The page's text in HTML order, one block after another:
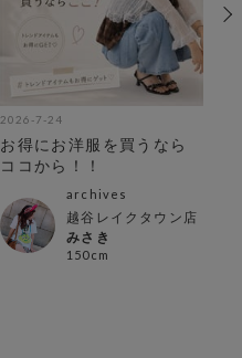
2026-7-24
お得にお洋服を買うなら
ココから！！
archives
越谷レイクタウン店
みさき
150cm